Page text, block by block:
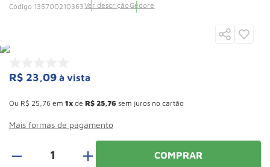
135700210363Ver descriçãoGedore
R$ 23,09 à vista
Ou R$ 25 76 em 1 de R$ 25 76 sem juros no cartão
Mais formas de pagamento
＋ COMPRAR
8 Talha
9º Rodizio
10 º